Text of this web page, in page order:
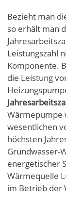
Bezieht man
so erhält man
Leistungszahl
Komponente.
die Leistung
Wärmepumpe
wesentlichen
höchsten
Grundwasser-
energetischer
Wärmequelle
im Betrieb der